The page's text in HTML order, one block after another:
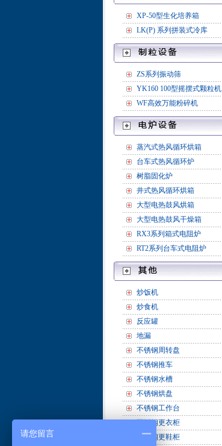
XP-50型生化培养箱
LK(P) 系列拼装式冷库
ZS系列振动筛
YK160 100型摇摆式颗粒机
WF高效万能粉碎机
蒸汽式热风循环烘箱
台车式热风循环炉
树脂固化炉
井式热风循环烘箱
大型电热鼓风烘箱
大型电热鼓风干燥箱
RX3系列箱式电阻炉
RT2系列台车式电阻炉
炒饭机
炒食机
反应罐
地漏
不锈钢周转盘
不锈钢推车
不锈钢水槽
不锈钢烘盘
不锈钢工作台
不锈钢更衣柜
不锈钢更鞋柜
请您留言